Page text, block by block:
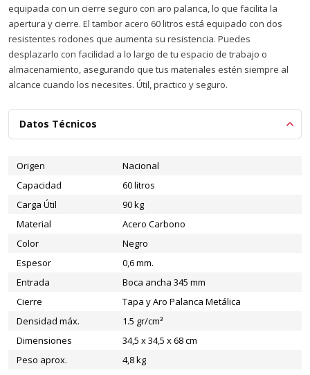
equipada con un cierre seguro con aro palanca, lo que facilita la
apertura y cierre. El tambor acero 60 litros está equipado con dos
resistentes rodones que aumenta su resistencia. Puedes
desplazarlo con facilidad a lo largo de tu espacio de trabajo o
almacenamiento, asegurando que tus materiales estén siempre al
alcance cuando los necesites. Útil, practico y seguro.
Datos Técnicos
Origen
Nacional
Capacidad
60 litros
Carga Útil
90 kg
Material
Acero Carbono
Color
Negro
Espesor
0,6 mm.
Entrada
Boca ancha 345 mm
Cierre
Tapa y Aro Palanca Metálica
Densidad máx.
1.5 gr/cm³
Dimensiones
34,5 x 34,5 x 68 cm
Peso aprox.
4,8 kg